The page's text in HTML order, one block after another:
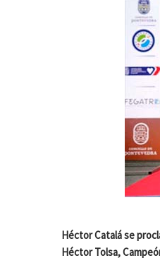
Héctor Catalá se
Héctor Tolsa,